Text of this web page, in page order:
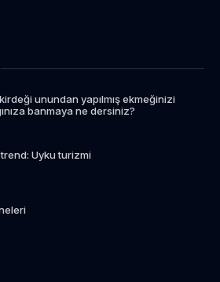
unundan yapılmış ekmeğinizi
banmaya ne dersiniz?
Uyku turizmi